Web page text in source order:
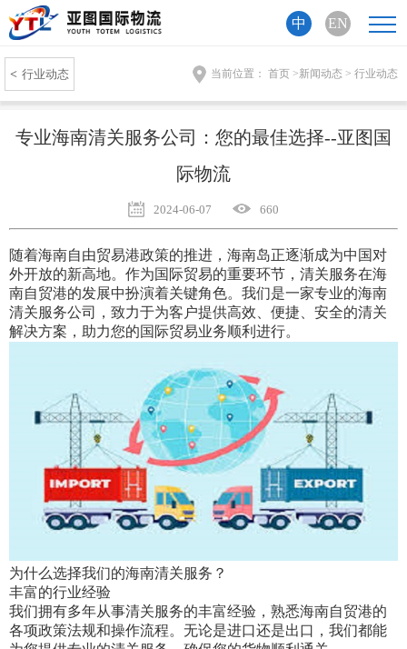
中 EN
< 行业动态 当前位置： 首页 >新闻动态 > 行业动态
专业海南清关服务公司：您的最佳选择--亚图国
际物流
2024-06-07 660
随着海南自由贸易港政策的推进，海南岛正逐渐成为中国对
外开放的新高地。作为国际贸易的重要环节，清关服务在海
南自贸港的发展中扮演着关键角色。我们是一家专业的海南
清关服务公司，致力于为客户提供高效、便捷、安全的清关
解决方案，助力您的国际贸易业务顺利进行。
为什么选择我们的海南清关服务？
丰富的行业经验
我们拥有多年从事清关服务的丰富经验，熟悉海南自贸港的
各项政策法规和操作流程。无论是进口还是出口，我们都能